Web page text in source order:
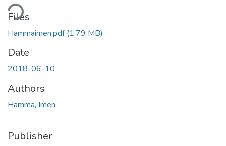
Files
Hammaimen.pdf(1.79 MB)
Date
2018-06-10
Authors
Hamma, Imen
Publisher